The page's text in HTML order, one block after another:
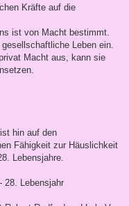
Kräfte auf die
ist von Macht bestimmt.
Leben ein.
Macht aus, kann sie
hin auf den
Fähigkeit zur Häuslichkeit
Lebensjahre.
28. Lebensjahr